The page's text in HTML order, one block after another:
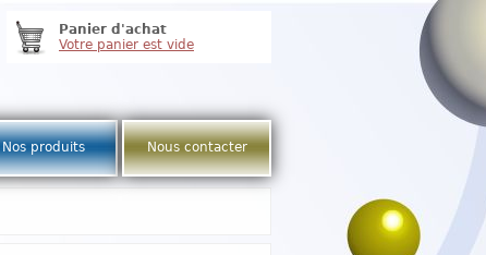
Panier d'achat
Votre panier est vide
Nos produits Nous contacter